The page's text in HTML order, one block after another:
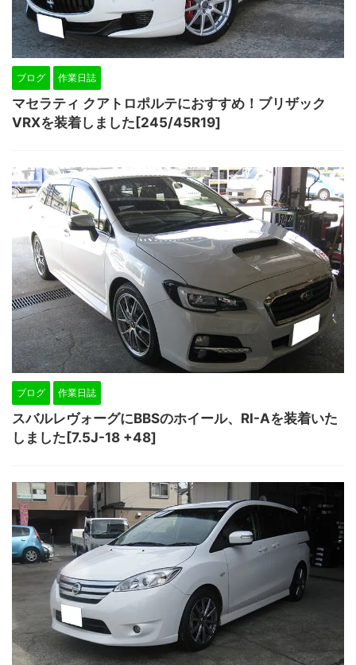
ブログ 作業日誌
マセラティ クアトロポルテにおすすめ！ブリザック
VRXを装着しました[245/45R19]
ブログ 作業日誌
スバルレヴォーグにBBSのホイール、RI-Aを装着いた
しました[7.5J-18 +48]